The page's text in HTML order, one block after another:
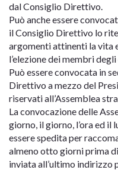
dal Consiglio Direttivo.
Può anche essere
il Consiglio Direttivo lo
argomenti attinenti la vita
l’elezione dei membri
Può essere convocata in
Direttivo a mezzo del
riservati all’Assemblea
La convocazione delle
giorno, il giorno, l’ora ed il
essere spedita per
almeno otto giorni prima
inviata all’ultimo indirizzo